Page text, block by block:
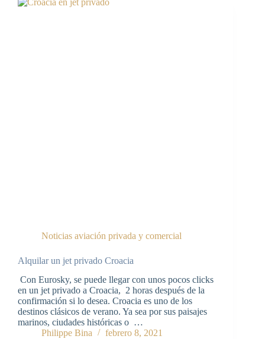
Noticias aviación privada y comercial
Alquilar un jet privado Croacia
Con Eurosky, se puede llegar con unos pocos clicks
en un jet privado a Croacia, 2 horas después de la
confirmación si lo desea. Croacia es uno de los
destinos clásicos de verano. Ya sea por sus paisajes
marinos, ciudades históricas o …
Philippe Bina
febrero 8, 2021